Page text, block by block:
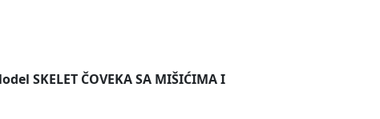
SKELET ČOVEKA SA MIŠIĆIMA I